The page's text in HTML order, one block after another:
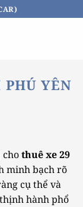
YÊN
chothuê xe 29
minh bạch rõ
cụ thể và
hành phổ